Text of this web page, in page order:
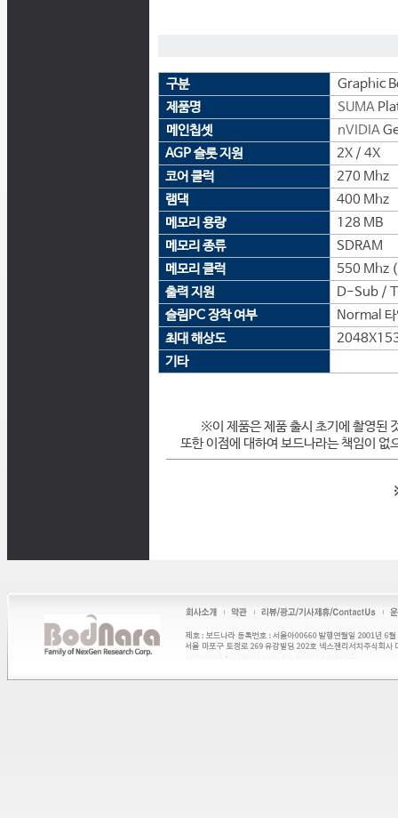
구분
Graphic
제품명
SUMA
메인칩셋
nVIDIA
AGP 슬롯 지원
2X / 4X
코어 클럭
270 Mhz
램댁
400 Mhz
메모리 용량
128 MB
메모리 종류
SDRAM
메모리 클럭
550 Mhz
출력 지원
D-Sub /
슬림PC 장착 여부
Normal 타
최대 해상도
기타
※이 제품은 제품 출시 초기에 촬영된
또한 이점에 대하여 보드나라는 책임이 없